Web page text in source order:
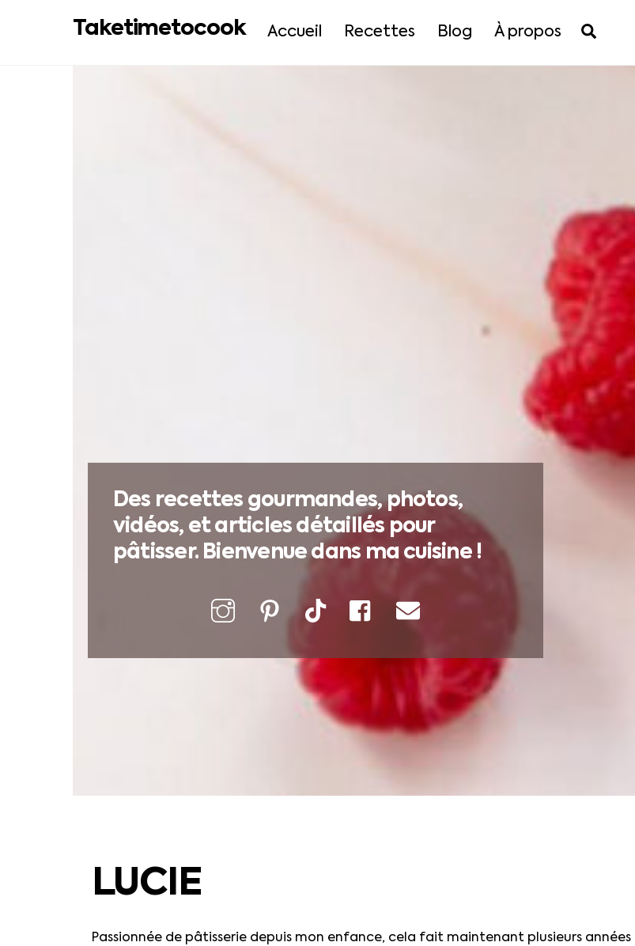
Taketimetocook Accueil Recettes Blog À propos
Des recettes gourmandes, photos,
vidéos, et articles détaillés pour
pâtisser. Bienvenue dans ma cuisine !
LUCIE
Passionnée de pâtisserie depuis mon enfance, cela fait maintenant plusieurs années